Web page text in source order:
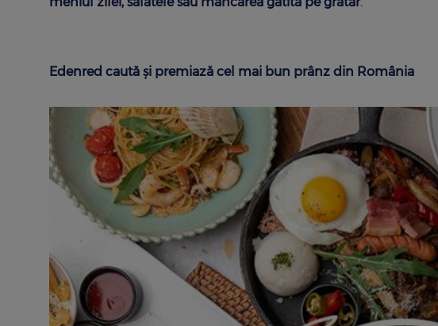
Edenred caută și premiază cel mai bun prânz din România